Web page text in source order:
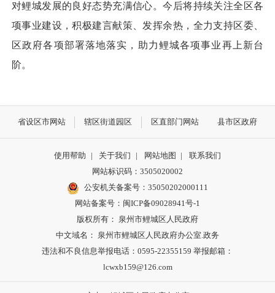
对鲤城发展的良好态势充满信心。今后将持续关注全区各
项事业建设，积极建言献策、发挥余热，全力支持区委、
区政府各项部署落地落实，助力鲤城各项事业再上新台
阶。
省设区市网站 辖区街道园区 区直部门网站 县市区政府
使用帮助 | 关于我们 | 网站地图 |
联系我们
网站标识码：3505020002
公安机关备案号：35050202000111
网站备案号：闽ICP备09028941号-1
版权所有： 泉州市鲤城区人民政府
中文域名： 泉州市鲤城区人民政府办公室.政务
违法和不良信息举报电话：0595-22355159 举报邮箱：
lcwxb159@126.com